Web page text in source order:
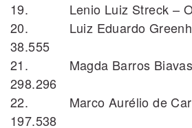
19. Lenio Luiz Streck –
20. Luiz Eduardo
38.555
21. Magda Barros
298.296
22. Marco Aurélio de
197.538